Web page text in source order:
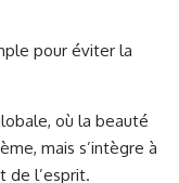
pour éviter la
où la beauté
mais s’intègre à
de l’esprit.